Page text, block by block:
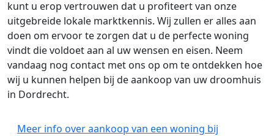
kunt u erop vertrouwen dat u profiteert van onze
uitgebreide lokale marktkennis. Wij zullen er alles aan
doen om ervoor te zorgen dat u de perfecte woning
vindt die voldoet aan al uw wensen en eisen. Neem
vandaag nog contact met ons op om te ontdekken hoe
wij u kunnen helpen bij de aankoop van uw droomhuis
in Dordrecht.
Meer info over aankoop van een woning bij